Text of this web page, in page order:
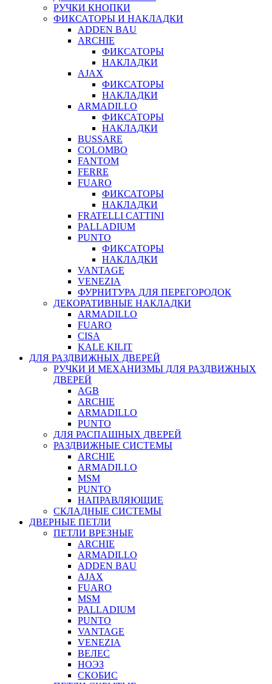
РУЧКИ КНОПКИ
ФИКСАТОРЫ И НАКЛАДКИ
ADDEN BAU
ARCHIE
ФИКСАТОРЫ
НАКЛАДКИ
AJAX
ФИКСАТОРЫ
НАКЛАДКИ
ARMADILLO
ФИКСАТОРЫ
НАКЛАДКИ
BUSSARE
COLOMBO
FANTOM
FERRE
FUARO
ФИКСАТОРЫ
НАКЛАДКИ
FRATELLI CATTINI
PALLADIUM
PUNTO
ФИКСАТОРЫ
НАКЛАДКИ
VANTAGE
VENEZIA
ФУРНИТУРА ДЛЯ ПЕРЕГОРОДОК
ДЕКОРАТИВНЫЕ НАКЛАДКИ
ARMADILLO
FUARO
CISA
KALE KILIT
ДЛЯ РАЗДВИЖНЫХ ДВЕРЕЙ
РУЧКИ И МЕХАНИЗМЫ ДЛЯ РАЗДВИЖНЫХ
ДВЕРЕЙ
AGB
ARCHIE
ARMADILLO
PUNTO
ДЛЯ РАСПАШНЫХ ДВЕРЕЙ
РАЗДВИЖНЫЕ СИСТЕМЫ
ARCHIE
ARMADILLO
MSM
PUNTO
НАПРАВЛЯЮЩИЕ
СКЛАДНЫЕ СИСТЕМЫ
ДВЕРНЫЕ ПЕТЛИ
ПЕТЛИ ВРЕЗНЫЕ
ARCHIE
ARMADILLO
ADDEN BAU
AJAX
FUARO
MSM
PALLADIUM
PUNTO
VANTAGE
VENEZIA
ВЕЛЕС
НОЭЗ
СКОБИС